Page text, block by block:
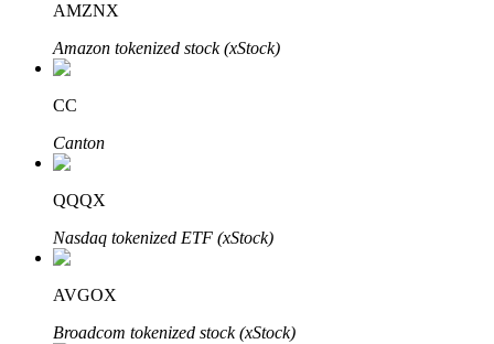
احصل على أرباح طويلة الأجل وفوائد مرنة
تعلم الستاكينغ
AMZNX
Amazon tokenized stock (xStock)
CC
Canton
QQQX
Nasdaq tokenized ETF (xStock)
AVGOX
Broadcom tokenized stock (xStock)